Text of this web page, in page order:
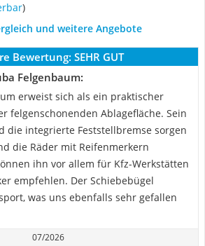
)
und weitere Angebote
Bewertung: SEHR GUT
Felgenbaum:
erweist sich als ein praktischer
felgenschonenden Ablagefläche. Sein
die integrierte Feststellbremse sorgen
die Räder mit Reifenmerkern
ihn vor allem für Kfz-Werkstätten
empfehlen. Der Schiebebügel
was uns ebenfalls sehr gefallen
07/2026